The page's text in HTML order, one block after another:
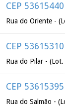
CEP 53615440
Rua do Oriente -
CEP 53615310
Rua do Pilar - (Lot.
CEP 53615395
Rua do Salmão -